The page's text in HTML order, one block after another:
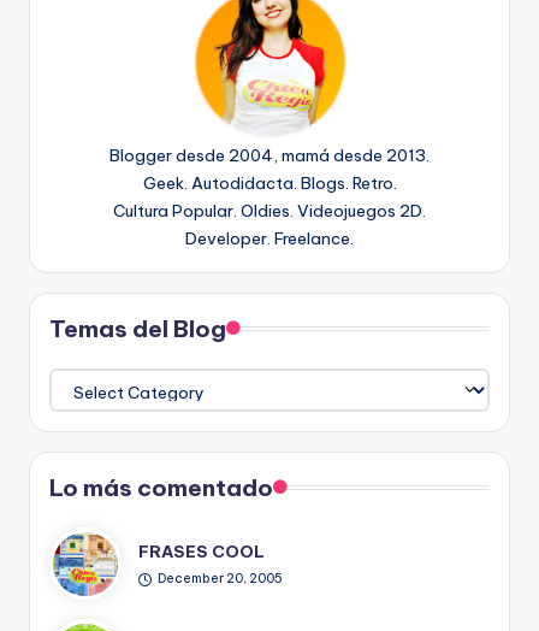
Blogger desde 2004, mamá desde 2013.
Geek. Autodidacta. Blogs. Retro.
Cultura Popular. Oldies. Videojuegos 2D.
Developer. Freelance.
Temas del Blog
del
Blog
Lo más comentado
FRASES COOL
December 20, 2005